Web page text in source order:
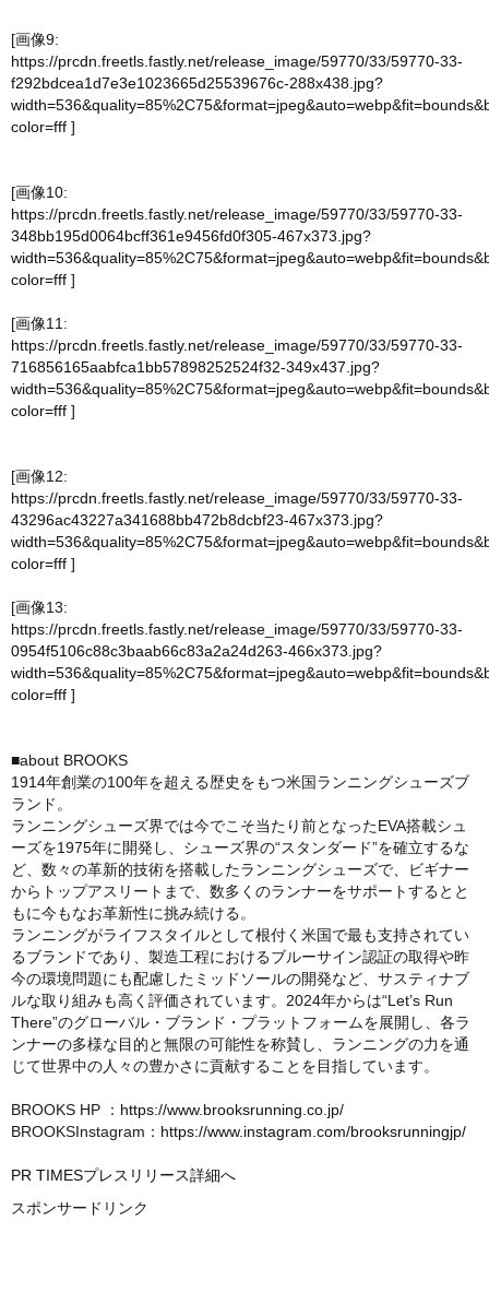
[画像9:
https://prcdn.freetls.fastly.net/release_image/59770/33/59770-33-
f292bdcea1d7e3e1023665d25539676c-288x438.jpg?
color=fff ]
[画像10:
https://prcdn.freetls.fastly.net/release_image/59770/33/59770-33-
348bb195d0064bcff361e9456fd0f305-467x373.jpg?
color=fff ]
[画像11:
https://prcdn.freetls.fastly.net/release_image/59770/33/59770-33-
716856165aabfca1bb57898252524f32-349x437.jpg?
color=fff ]
[画像12:
https://prcdn.freetls.fastly.net/release_image/59770/33/59770-33-
43296ac43227a341688bb472b8dcbf23-467x373.jpg?
color=fff ]
[画像13:
https://prcdn.freetls.fastly.net/release_image/59770/33/59770-33-
0954f5106c88c3baab66c83a2a24d263-466x373.jpg?
color=fff ]
■about BROOKS
1914年創業の100年を超える歴史をもつ米国ランニングシューズブ
ランド。
ランニングシューズ界では今でこそ当たり前となったEVA搭載シュ
ーズを1975年に開発し、シューズ界の“スタンダード”を確立するな
ど、数々の革新的技術を搭載したランニングシューズで、ビギナー
からトップアスリートまで、数多くのランナーをサポートするとと
もに今もなお革新性に挑み続ける。
ランニングがライフスタイルとして根付く米国で最も支持されてい
るブランドであり、製造工程におけるブルーサイン認証の取得や昨
今の環境問題にも配慮したミッドソールの開発など、サスティナブ
ルな取り組みも高く評価されています。2024年からは“Let’s Run
There”のグローバル・ブランド・プラットフォームを展開し、各ラ
ンナーの多様な目的と無限の可能性を称賛し、ランニングの力を通
じて世界中の人々の豊かさに貢献することを目指しています。
BROOKS HP ： https://www.brooksrunning.co.jp/
BROOKSInstagram： https://www.instagram.com/brooksrunningjp/
PR TIMESプレスリリース詳細へ
スポンサードリンク